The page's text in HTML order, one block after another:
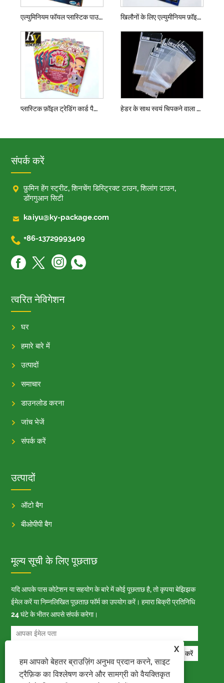
एल्युमिनियम फॉयल प्लास्टिक पाउच बैग सील करें खिलौनों के लिए एल्युमीनियम फ़ॉइल प्लास्टिक पैकेजिंग बैग
प्लास्टिक फ़ॉइल ट्रेडिंग कार्ड पैकिंग हीट सील हेडर के साथ स्वयं चिपकने वाला बैग हेडर के साथ
X
हम आपको बेहतर ब्राउज़िंग अनुभव प्रदान करने, साइट
ट्रैफ़िक का विश्लेषण करने और सामग्री को वैयक्तिकृत
संपर्क करें
 फ़ुमिन हेंग स्ट्रीट, शिनचेंग डिस्ट्रिक्ट टाउन, शिलांग टाउन,
डोंगगुआन सिटी
 kaiyu@ky-package.com
 +86-13729993409
त्वरित नेविगेशन
घर
हमारे बारे में
उत्पादों
समाचार
डाउनलोड करना
जांच भेजें
संपर्क करें
उत्पादों
ऑटो बैग
बीओपीपी बैग
मूल्य सूची के लिए पूछताछ
यदि आपके पास कोटेशन या सहयोग के बारे में कोई पूछताछ है, तो कृपया बेझिझक
ईमेल करें या निम्नलिखित पूछताछ फॉर्म का उपयोग करें। हमारा बिक्री प्रतिनिधि
24 घंटे के भीतर आपसे संपर्क करेगा।